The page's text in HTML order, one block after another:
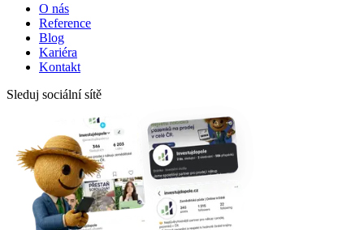
O nás
Reference
Blog
Kariéra
Kontakt
Sleduj sociální sítě